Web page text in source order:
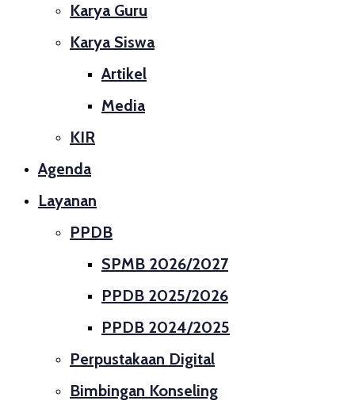
Karya Guru
Karya Siswa
Artikel
Media
KIR
Agenda
Layanan
PPDB
SPMB 2026/2027
PPDB 2025/2026
PPDB 2024/2025
Perpustakaan Digital
Bimbingan Konseling